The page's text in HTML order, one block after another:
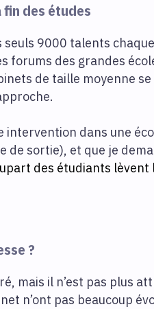
fin des études
seuls 9000 talents
forums des grandes
de taille moyenne
intervention dans une
de sortie), et que je
des étudiants lèvent
?
mais il n’est pas plus
n’ont pas beaucoup